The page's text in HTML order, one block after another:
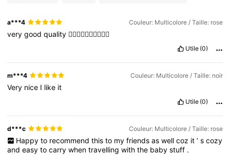
a***4 Couleur: Multicolore / Taille: rose
verygoodquality 👍🏻👍🏻😃👍🏻😃👍🏻
Utile (0)
m***4 Couleur: Multicolore / Taille: noir
Very nice I like it
Utile (0)
d***c Couleur: Multicolore / Taille: rose
Happy to recommend this to my friends as well coz it ’ s cozy
andeasytocarrywhentravellingwiththe babystuff .